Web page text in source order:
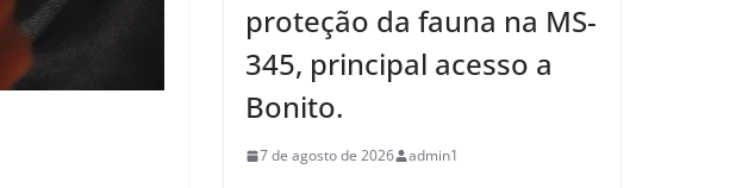
proteção da fauna na MS-
345, principal acesso a
Bonito.
7 de agosto de 2026 admin1